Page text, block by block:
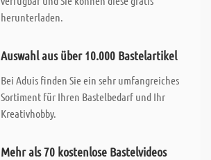
herunterladen.
Auswahl aus über 10.000 Bastelartikel
Bei Aduis finden Sie ein sehr umfangreiches
Sortiment für Ihren Bastelbedarf und Ihr
Kreativhobby.
Mehr als 70 kostenlose Bastelvideos